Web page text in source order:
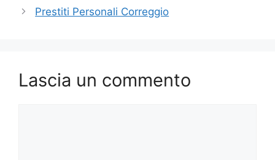
Prestiti Personali Correggio
Lascia un commento